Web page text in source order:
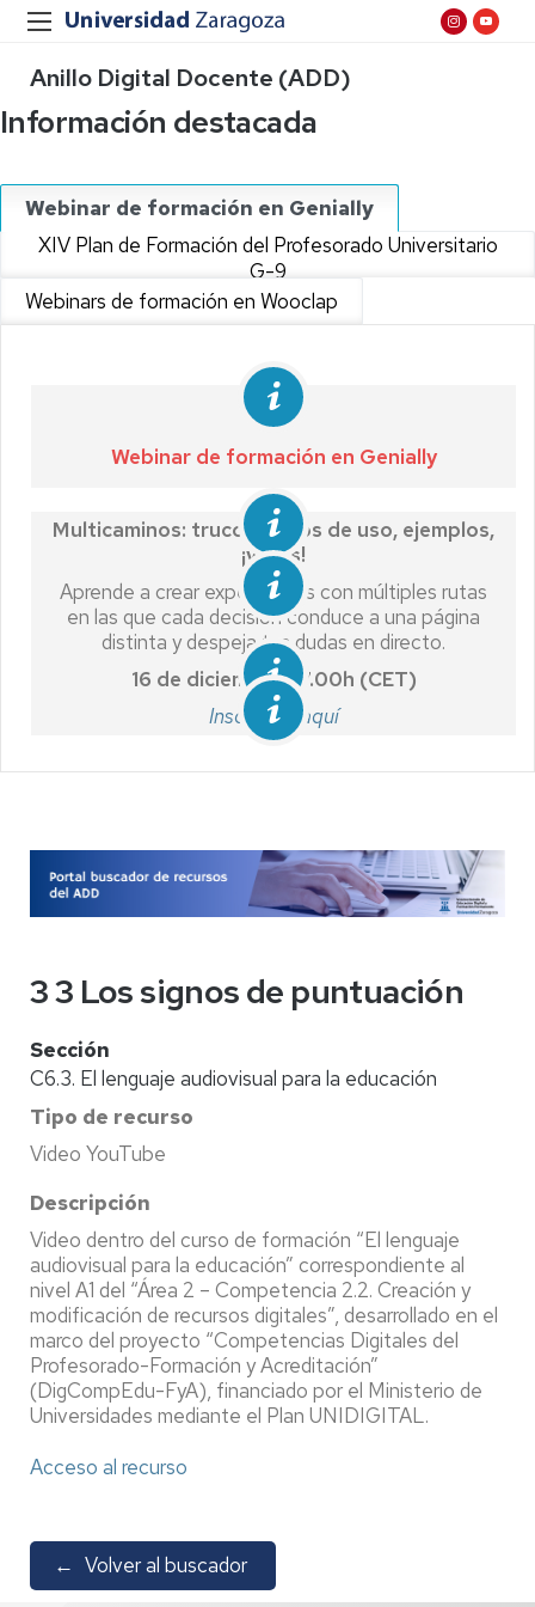
Anillo Digital Docente (ADD)
Información destacada
Webinar de formación en Genially
XIV Plan de Formación del Profesorado Universitario
G-9
Webinars de formación en Wooclap
Webinar de formación en Genially
Multicaminos: trucos, casos de uso, ejemplos,
¡y más!
Aprende a crear experiencias con múltiples rutas
en las que cada decisión conduce a una página
distinta y despeja tus dudas en directo.
16 de diciembre, 17.00h (CET)
Inscríbete aquí
3 3 Los signos de puntuación
Sección
C6.3. El lenguaje audiovisual para la educación
Tipo de recurso
Video YouTube
Descripción
Video dentro del curso de formación “El lenguaje
audiovisual para la educación” correspondiente al
nivel A1 del “Área 2 – Competencia 2.2. Creación y
modificación de recursos digitales”, desarrollado en el
marco del proyecto “Competencias Digitales del
Profesorado-Formación y Acreditación”
(DigCompEdu-FyA), financiado por el Ministerio de
Universidades mediante el Plan UNIDIGITAL.
Acceso al recurso
← Volver al buscador